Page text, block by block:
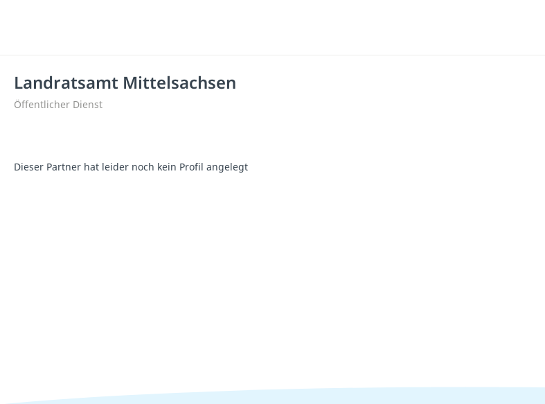
Landratsamt Mittelsachsen
Öffentlicher Dienst
Dieser Partner hat leider noch kein Profil angelegt